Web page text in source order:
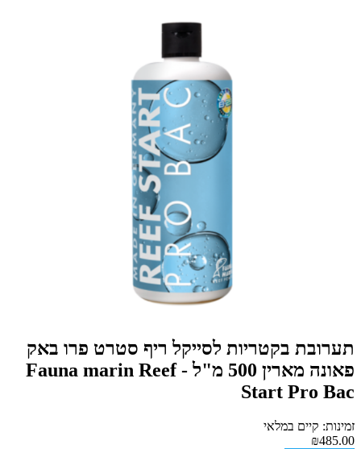
תערובת בקטריות לסייקל ריף סטרט פרו באק
פאונה מארין 500 מ"ל - Fauna marin Reef
Start Pro Bac
זמינות: קיים במלאי
₪485.00